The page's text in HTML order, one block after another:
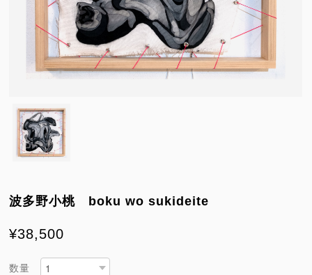
波多野小桃 boku wo sukideite
¥38,500
数量